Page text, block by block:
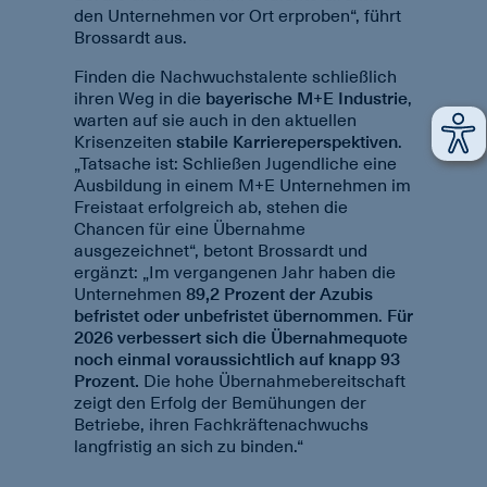
den Unternehmen vor Ort erproben“, führt
Brossardt aus.
Finden die Nachwuchstalente schließlich
ihren Weg in die bayerische M+E Industrie,
warten auf sie auch in den aktuellen
Krisenzeiten stabile Karriereperspektiven.
„Tatsache ist: Schließen Jugendliche eine
Ausbildung in einem M+E Unternehmen im
Freistaat erfolgreich ab, stehen die
Chancen für eine Übernahme
ausgezeichnet“, betont Brossardt und
ergänzt: „Im vergangenen Jahr haben die
Unternehmen 89,2 Prozent der Azubis
befristet oder unbefristet übernommen. Für
2026 verbessert sich die Übernahmequote
noch einmal voraussichtlich auf knapp 93
Prozent. Die hohe Übernahmebereitschaft
zeigt den Erfolg der Bemühungen der
Betriebe, ihren Fachkräftenachwuchs
langfristig an sich zu binden.“